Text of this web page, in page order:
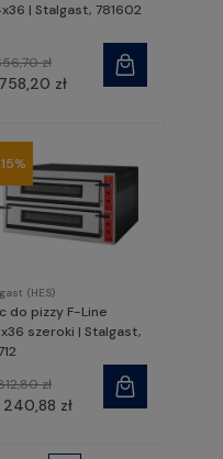
| Stalgast, 781602
zł
zł
(HES)
do pizzy F-Line
szeroki | Stalgast,
zł
zł